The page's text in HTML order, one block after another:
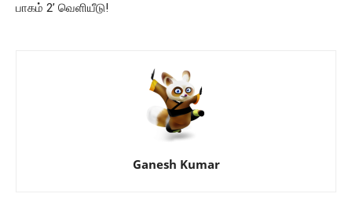
பாகம் 2’ வெளியீடு!
Ganesh Kumar